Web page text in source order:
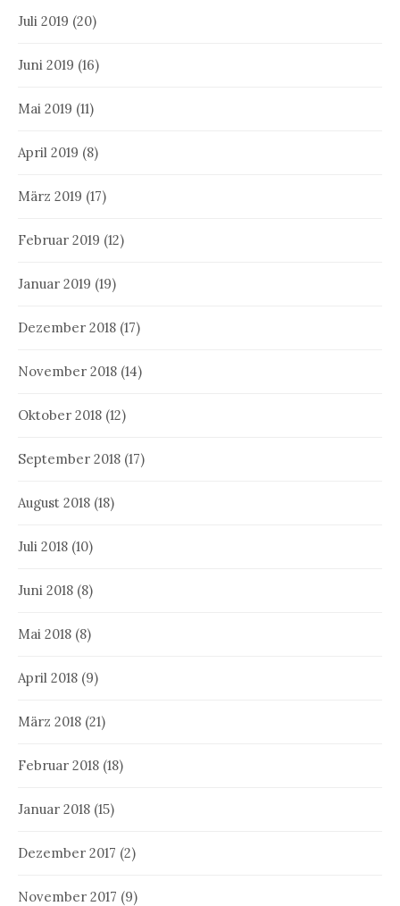
Juli 2019 (20)
Juni 2019 (16)
Mai 2019 (11)
April 2019 (8)
März 2019 (17)
Februar 2019 (12)
Januar 2019 (19)
Dezember 2018 (17)
November 2018 (14)
Oktober 2018 (12)
September 2018 (17)
August 2018 (18)
Juli 2018 (10)
Juni 2018 (8)
Mai 2018 (8)
April 2018 (9)
März 2018 (21)
Februar 2018 (18)
Januar 2018 (15)
Dezember 2017 (2)
November 2017 (9)